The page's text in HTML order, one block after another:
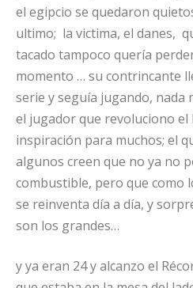
el egipcio se quedaron
ultimo; la victima, el danes,
tacado tampoco quería
momento … su contrincante
serie y seguía jugando, nada
el jugador que revoluciono el
inspiración para muchos; el
algunos creen que no ya no
combustible, pero que como
se reinventa día a día, y
son los grandes…
y ya eran 24 y alcanzo el